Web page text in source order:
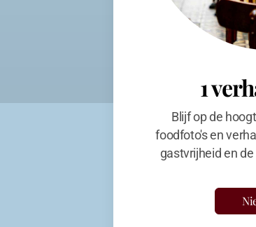
1
Blijf op de
foodfoto's en
gastvrijheid en